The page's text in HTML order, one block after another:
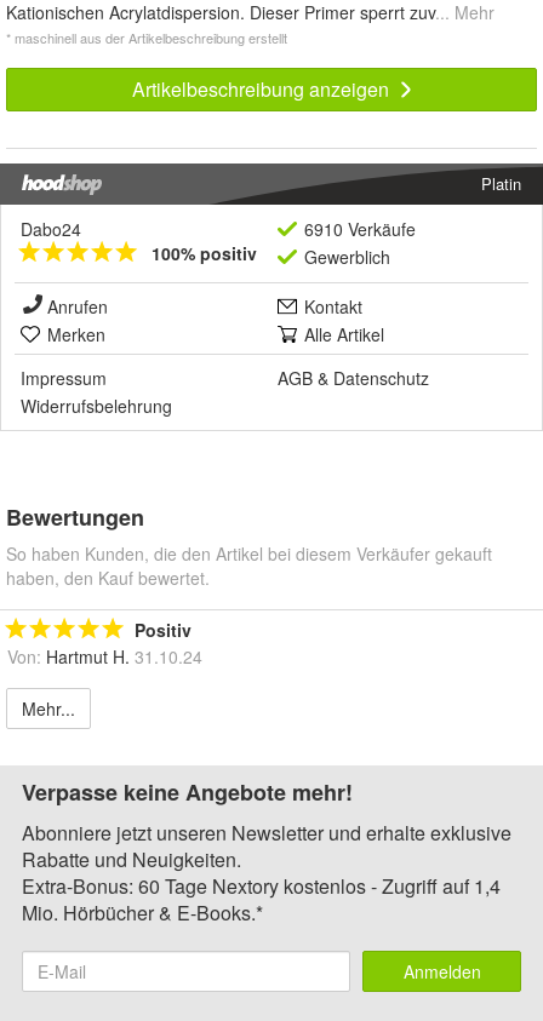
Kationischen Acrylatdispersion. Dieser Primer sperrt zuv... Mehr
* maschinell aus der Artikelbeschreibung erstellt
Artikelbeschreibung anzeigen
Platin
Dabo24
100% positiv
6910 Verkäufe
Gewerblich
Anrufen
Kontakt
Merken
Alle Artikel
Impressum
AGB & Datenschutz
Widerrufsbelehrung
Bewertungen
So haben Kunden, die den Artikel bei diesem Verkäufer gekauft
haben, den Kauf bewertet.
Positiv
Von: Hartmut H. 31.10.24
Mehr...
Verpasse keine Angebote mehr!
Abonniere jetzt unseren Newsletter und erhalte exklusive
Rabatte und Neuigkeiten.
Extra-Bonus: 60 Tage Nextory kostenlos - Zugriff auf 1,4
Mio. Hörbücher & E-Books.*
Anmelden